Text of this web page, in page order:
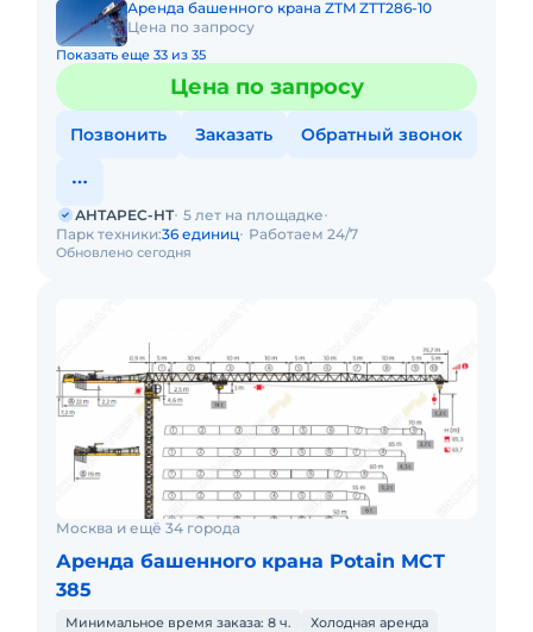
Аренда башенного крана ZTM ZTT286-10
Цена по запросу
Показать еще 33 из 35
Цена по запросу
Позвонить Заказать Обратный звонок
Обновлено сегодня
АНТАРЕС-НТ 5 лет на площадке
Парк техники:36 единиц Работаем 24/7
Москва и ещё 34 города
Аренда башенного крана Potain MCT
385
Минимальное время заказа: 8 ч. Холодная аренда